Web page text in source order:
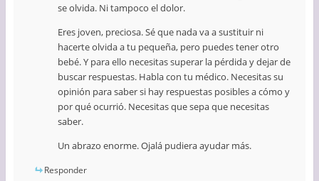
se olvida. Ni tampoco el dolor.
Eres joven, preciosa. Sé que nada va a sustituir ni
hacerte olvida a tu pequeña, pero puedes tener otro
bebé. Y para ello necesitas superar la pérdida y dejar de
buscar respuestas. Habla con tu médico. Necesitas su
opinión para saber si hay respuestas posibles a cómo y
por qué ocurrió. Necesitas que sepa que necesitas
saber.
Un abrazo enorme. Ojalá pudiera ayudar más.
Responder